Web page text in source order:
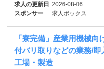
求人の更新日 2026-08-06
スポンサー
求人ボックス
「寮完備」産業用機械
付バリ取りなどの業務/
工場・製造